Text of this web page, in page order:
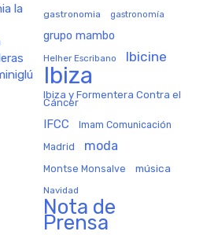
la
gastronomia gastronomía
grupo mambo
Helher Escribano Ibicine
Ibiza
Ibiza y Formentera Contra el
Cáncer
IFCC Imam Comunicación
Madrid moda
Montse Monsalve música
Navidad
Nota de
Prensa